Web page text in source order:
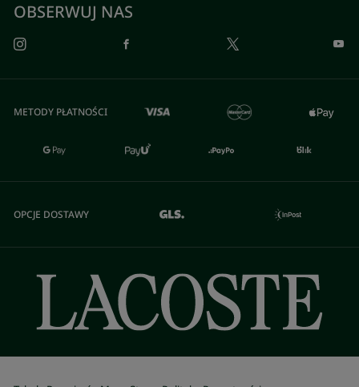
OBSERWUJ NAS
METODY PŁATNOŚCI
OPCJE DOSTAWY